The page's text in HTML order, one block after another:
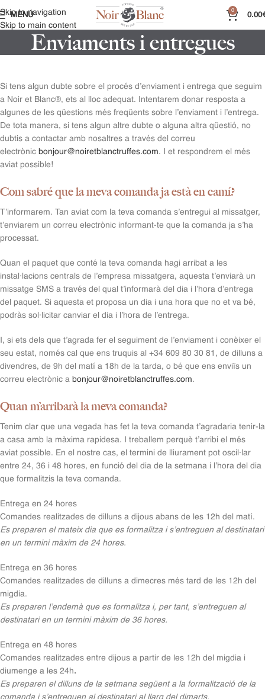
Skip to navigation
Skip to main content
MENÚ
0
0.00
Enviaments i entregues
Si tens algun dubte sobre el procés d’enviament i entrega que seguim
a Noir et Blanc®, ets al lloc adequat. Intentarem donar resposta a
algunes de les qüestions més freqüents sobre l’enviament i l’entrega.
De tota manera, si tens algun altre dubte o alguna altra qüestió, no
dubtis a contactar amb nosaltres a través del correu
electrònic bonjour@noiretblanctruffes.com. I et respondrem el més
aviat possible!
Com sabré que la meva comanda ja està en camí?
T’informarem. Tan aviat com la teva comanda s’entregui al missatger,
t’enviarem un correu electrònic informant-te que la comanda ja s’ha
processat.
Quan el paquet que conté la teva comanda hagi arribat a les
instal·lacions centrals de l’empresa missatgera, aquesta t’enviarà un
missatge SMS a través del qual t’informarà del dia i l’hora d’entrega
del paquet. Si aquesta et proposa un dia i una hora que no et va bé,
podràs sol·licitar canviar el dia i l’hora de l’entrega.
I, si ets dels que t’agrada fer el seguiment de l’enviament i conèixer el
seu estat, només cal que ens truquis al +34 609 80 30 81, de dilluns a
divendres, de 9h del matí a 18h de la tarda, o bé que ens enviïs un
correu electrònic a bonjour@noiretblanctruffes.com.
Quan m’arribarà la meva comanda?
Tenim clar que una vegada has fet la teva comanda t’agradaria tenir-la
a casa amb la màxima rapidesa. I treballem perquè t’arribi el més
aviat possible. En el nostre cas, el termini de lliurament pot oscil·lar
entre 24, 36 i 48 hores, en funció del dia de la setmana i l’hora del dia
que formalitzis la teva comanda.
Entrega en 24 hores
Comandes realitzades de dilluns a dijous abans de les 12h del matí.
Es preparen el mateix dia que es formalitza i s’entreguen al destinatari
en un termini màxim de 24 hores.
Entrega en 36 hores
Comandes realitzades de dilluns a dimecres més tard de les 12h del
migdia.
Es preparen l’endemà que es formalitza i, per tant, s’entreguen al
destinatari en un termini màxim de 36 hores.
Entrega en 48 hores
Comandes realitzades entre dijous a partir de les 12h del migdia i
diumenge a les 24h.
Es preparen el dilluns de la setmana següent a la formalització de la
comanda i s’entreguen al destinatari al llarg del dimarts.